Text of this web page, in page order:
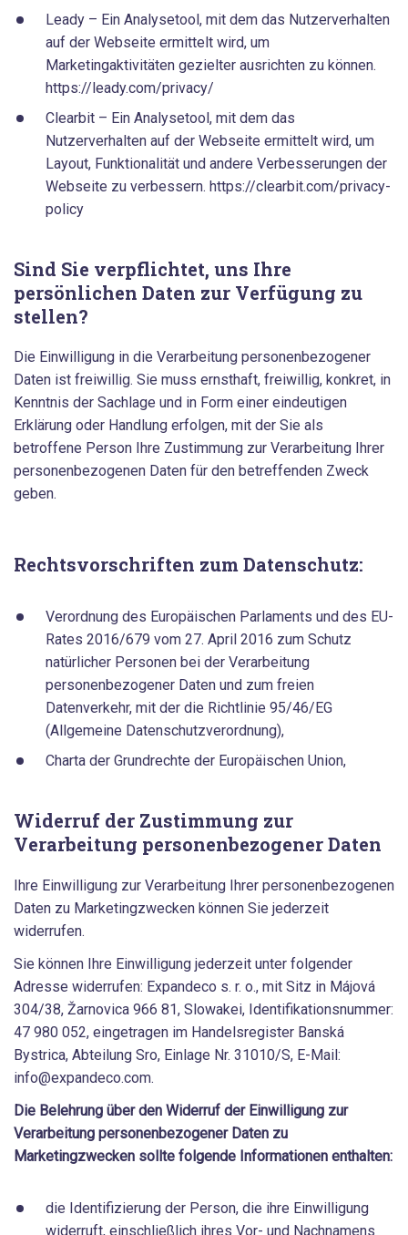
Leady – Ein Analysetool, mit dem das Nutzerverhalten
auf der Webseite ermittelt wird, um
Marketingaktivitäten gezielter ausrichten zu können.
https://leady.com/privacy/
Clearbit – Ein Analysetool, mit dem das
Nutzerverhalten auf der Webseite ermittelt wird, um
Layout, Funktionalität und andere Verbesserungen der
Webseite zu verbessern. https://clearbit.com/privacy-
policy
Sind Sie verpflichtet, uns Ihre
persönlichen Daten zur Verfügung zu
stellen?
Die Einwilligung in die Verarbeitung personenbezogener
Daten ist freiwillig. Sie muss ernsthaft, freiwillig, konkret, in
Kenntnis der Sachlage und in Form einer eindeutigen
Erklärung oder Handlung erfolgen, mit der Sie als
betroffene Person Ihre Zustimmung zur Verarbeitung Ihrer
personenbezogenen Daten für den betreffenden Zweck
geben.
Rechtsvorschriften zum Datenschutz:
Verordnung des Europäischen Parlaments und des EU-
Rates 2016/679 vom 27. April 2016 zum Schutz
natürlicher Personen bei der Verarbeitung
personenbezogener Daten und zum freien
Datenverkehr, mit der die Richtlinie 95/46/EG
(Allgemeine Datenschutzverordnung),
Charta der Grundrechte der Europäischen Union,
Widerruf der Zustimmung zur
Verarbeitung personenbezogener Daten
Ihre Einwilligung zur Verarbeitung Ihrer personenbezogenen
Daten zu Marketingzwecken können Sie jederzeit
widerrufen.
Sie können Ihre Einwilligung jederzeit unter folgender
Adresse widerrufen: Expandeco s. r. o., mit Sitz in Májová
304/38, Žarnovica 966 81, Slowakei, Identifikationsnummer:
47 980 052, eingetragen im Handelsregister Banská
Bystrica, Abteilung Sro, Einlage Nr. 31010/S, E-Mail:
info@expandeco.com.
Die Belehrung über den Widerruf der Einwilligung zur
Verarbeitung personenbezogener Daten zu
Marketingzwecken sollte folgende Informationen enthalten:
die Identifizierung der Person, die ihre Einwilligung
widerruft, einschließlich ihres Vor- und Nachnamens